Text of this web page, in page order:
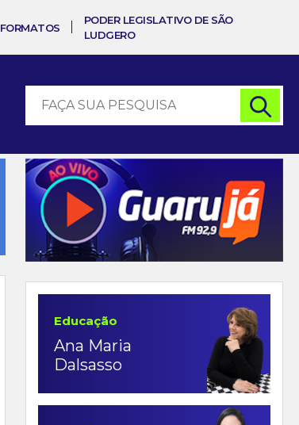
FORMATOS
PODER LEGISLATIVO DE SÃO
LUDGERO
Educação
Ana Maria
Dalsasso